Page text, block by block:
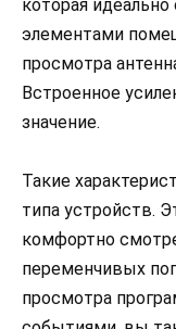
которая
элементами
просмотра
Встроенное
значение.
Такие
типа устройств.
комфортно
переменчивых
просмотра